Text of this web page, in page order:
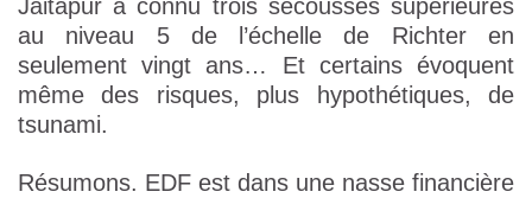
Jaitapur a connu trois secousses supérieures
au niveau 5 de l’échelle de Richter en
seulement vingt ans… Et certains évoquent
même des risques, plus hypothétiques, de
tsunami.
Résumons. EDF est dans une nasse financière